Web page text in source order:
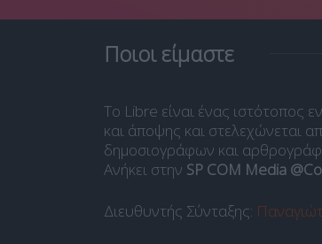
Ποιοι είμαστε
Το Libre είναι ένας ιστότοπος
και άποψης και στελεχώνεται
δημοσιογράφων και
Ανήκει στην SP COM Media
Διευθυντής Σύνταξης: